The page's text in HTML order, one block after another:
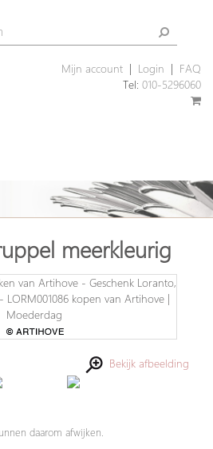
Mijn account| Login
FAQ
Tel: 010-5296060
meerkleurig
Bekijk afbeelding
daarom afwijken.